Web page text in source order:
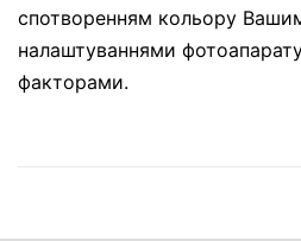
спотворенням кольору
налаштуваннями
факторами.